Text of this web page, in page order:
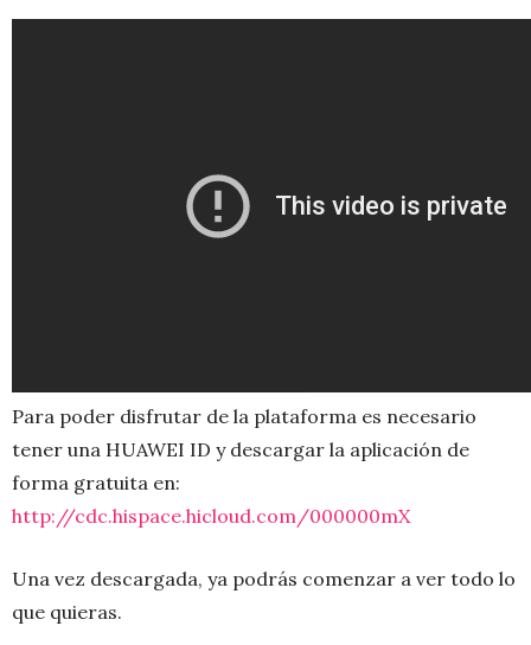
Para poder disfrutar de la plataforma es necesario
tener una HUAWEI ID y descargar la aplicación de
forma gratuita en:
http://cdc.hispace.hicloud.com/000000mX
Una vez descargada, ya podrás comenzar a ver todo lo
que quieras.